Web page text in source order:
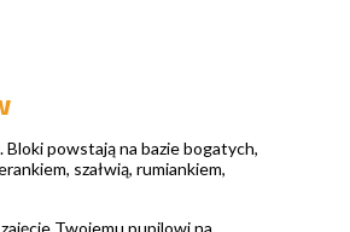
Bloki powstają na bazie bogatych,
szałwią, rumiankiem,
Twojemu pupilowi na